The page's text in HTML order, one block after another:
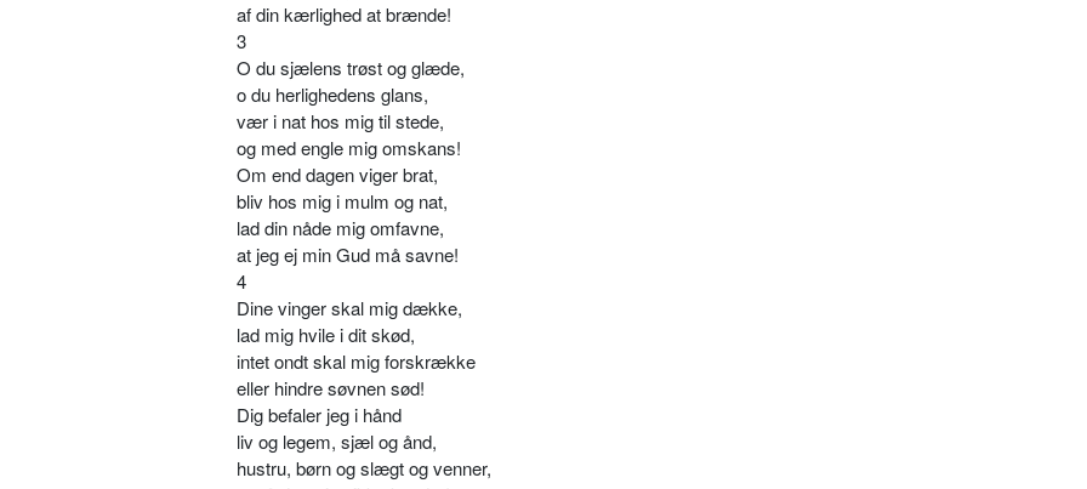
af din kærlighed at brænde!
3
O du sjælens trøst og glæde,
o du herlighedens glans,
vær i nat hos mig til stede,
og med engle mig omskans!
Om end dagen viger brat,
bliv hos mig i mulm og nat,
lad din nåde mig omfavne,
at jeg ej min Gud må savne!
4
Dine vinger skal mig dække,
lad mig hvile i dit skød,
intet ondt skal mig forskrække
eller hindre søvnen sød!
Dig befaler jeg i hånd
liv og legem, sjæl og ånd,
hustru, børn og slægt og venner,